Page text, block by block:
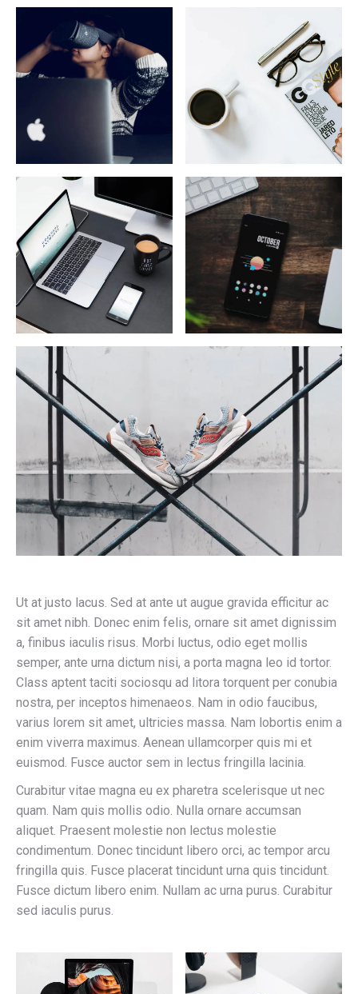
Ut at justo lacus. Sed at ante ut augue gravida efficitur ac
sit amet nibh. Donec enim felis, ornare sit amet dignissim
a, finibus iaculis risus. Morbi luctus, odio eget mollis
semper, ante urna dictum nisi, a porta magna leo id tortor.
Class aptent taciti sociosqu ad litora torquent per conubia
nostra, per inceptos himenaeos. Nam in odio faucibus,
varius lorem sit amet, ultricies massa. Nam lobortis enim a
enim viverra maximus. Aenean ullamcorper quis mi et
euismod. Fusce auctor sem in lectus fringilla lacinia.
Curabitur vitae magna eu ex pharetra scelerisque ut nec
quam. Nam quis mollis odio. Nulla ornare accumsan
aliquet. Praesent molestie non lectus molestie
condimentum. Donec tincidunt libero orci, ac tempor arcu
fringilla quis. Fusce placerat tincidunt urna quis tincidunt.
Fusce dictum libero enim. Nullam ac urna purus. Curabitur
sed iaculis purus.